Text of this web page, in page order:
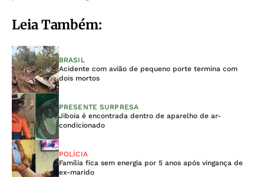
Leia Também:
BRASIL
Acidente com avião de pequeno porte termina com
dois mortos
PRESENTE SURPRESA
Jiboia é encontrada dentro de aparelho de ar-
condicionado
POLÍCIA
Família fica sem energia por 5 anos após vingança de
ex-marido